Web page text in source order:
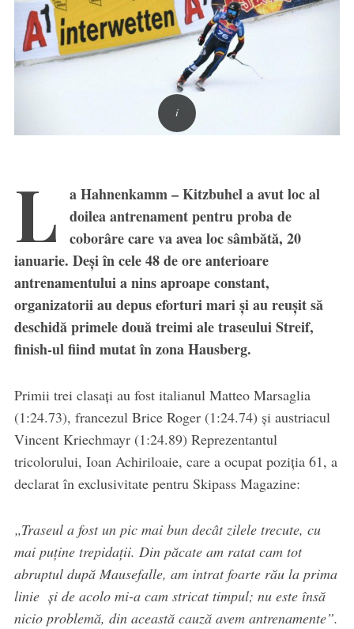
L
a Hahnenkamm – Kitzbuhel a avut loc al
doilea antrenament pentru proba de
coborâre care va avea loc sâmbătă, 20
ianuarie. Deși în cele 48 de ore anterioare
antrenamentului a nins aproape constant,
organizatorii au depus eforturi mari și au reușit să
deschidă primele două treimi ale traseului Streif,
finish-ul fiind mutat în zona Hausberg.
Primii trei clasați au fost italianul Matteo Marsaglia
(1:24.73), francezul Brice Roger (1:24.74) și austriacul
Vincent Kriechmayr (1:24.89) Reprezentantul
tricolorului, Ioan Achiriloaie, care a ocupat poziția 61, a
declarat în exclusivitate pentru Skipass Magazine:
„Traseul a fost un pic mai bun decât zilele trecute, cu
mai puține trepidații. Din păcate am ratat cam tot
abruptul după Mausefalle, am intrat foarte rău la prima
linie și de acolo mi-a cam stricat timpul; nu este însă
nicio problemă, din această cauză avem antrenamente”.